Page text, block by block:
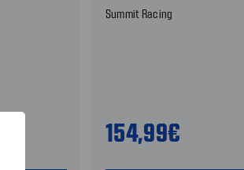
Summit Racing
154,99€